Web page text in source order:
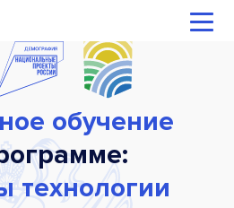
обучение
технологии